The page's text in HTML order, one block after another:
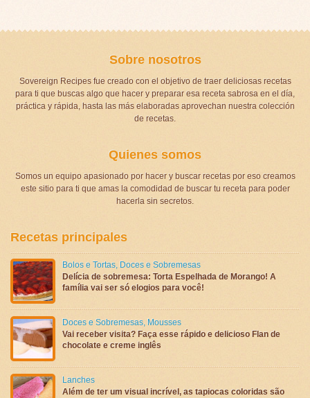
Sobre nosotros
Sovereign Recipes fue creado con el objetivo de traer deliciosas recetas
para ti que buscas algo que hacer y preparar esa receta sabrosa en el día,
práctica y rápida, hasta las más elaboradas aprovechan nuestra colección
de recetas.
Quienes somos
Somos un equipo apasionado por hacer y buscar recetas por eso creamos
este sitio para ti que amas la comodidad de buscar tu receta para poder
hacerla sin secretos.
Recetas principales
Bolos e Tortas, Doces e Sobremesas
Delícia de sobremesa: Torta Espelhada de Morango! A
família vai ser só elogios para você!
Doces e Sobremesas, Mousses
Vai receber visita? Faça esse rápido e delicioso Flan de
chocolate e creme inglês
Lanches
Além de ter um visual incrível, as tapiocas coloridas são